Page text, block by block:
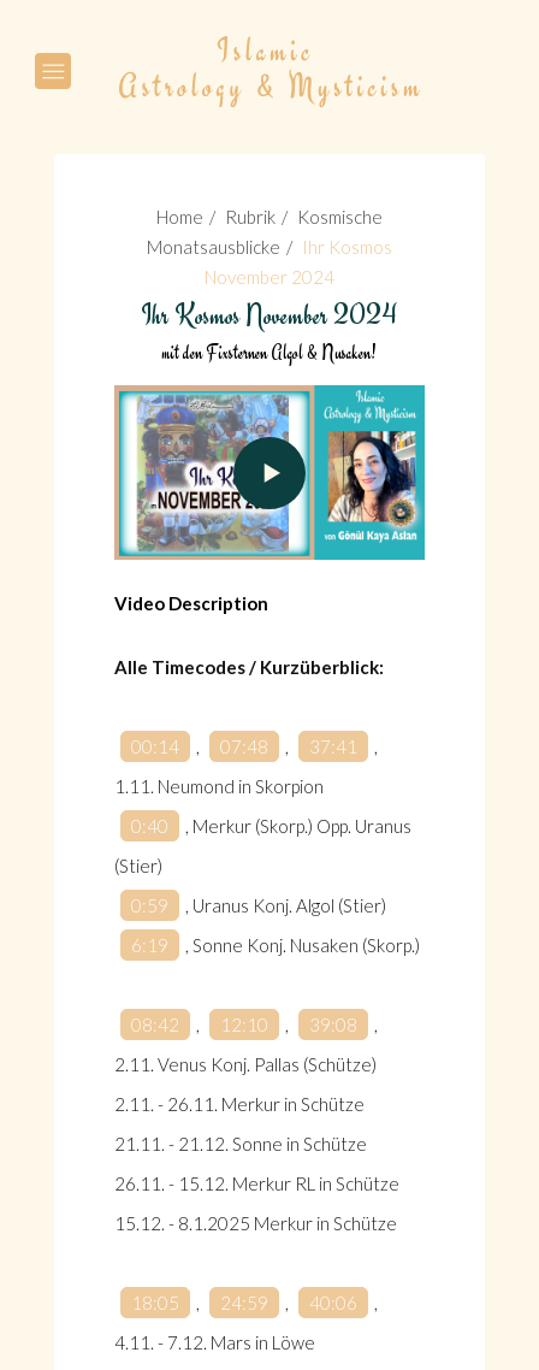
Home Rubrik
Kosmische
Monatsausblicke
Ihr Kosmos
November 2024
Ihr Kosmos November 2024
mit den Fixsternen Algol & Nusaken!
Video Description
Alle Timecodes / Kurzüberblick:
00:14 , 07:48 , 37:41
,
1.11. Neumond in Skorpion
0:40
, Merkur (Skorp.) Opp. Uranus
(Stier)
0:59
, Uranus Konj. Algol (Stier)
6:19
, Sonne Konj. Nusaken (Skorp.)
08:42 , 12:10 , 39:08
,
2.11. Venus Konj. Pallas (Schütze)
2.11. - 26.11. Merkur in Schütze
21.11. - 21.12. Sonne in Schütze
26.11. - 15.12. Merkur RL in Schütze
15.12. - 8.1.2025 Merkur in Schütze
18:05 , 24:59 , 40:06
,
4.11. - 7.12. Mars in Löwe